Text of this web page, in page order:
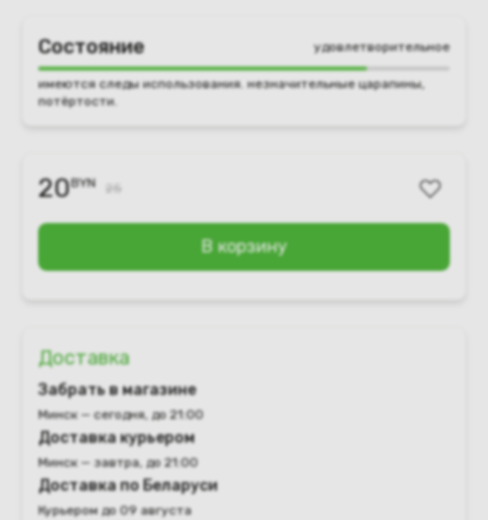
Состояние удовлетворительное
имеются следы использования. незначительные царапины,
потёртости.
20BYN
В корзину
Доставка
Забрать в магазине
Минск — сегодня, до 21:00
Доставка курьером
Минск — завтра, до 21:00
Доставка по Беларуси
Курьером до 09 августа